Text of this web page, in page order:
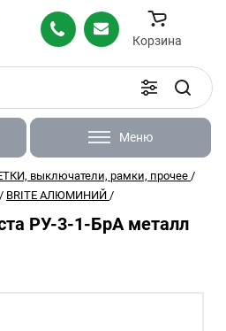
Корзина
Меню
выключатели, рамки, прочее /
/ BRITE АЛЮМИНИЙ /
РУ-3-1-БрА металл